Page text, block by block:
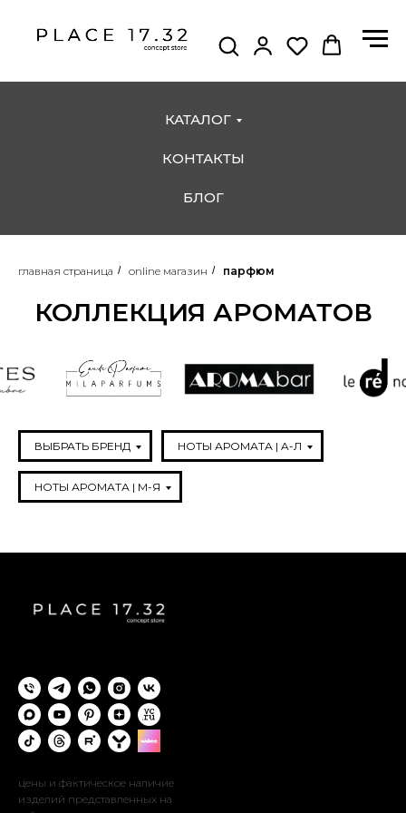
КАТАЛОГ
КОНТАКТЫ
БЛОГ
главная страница / online магазин / парфюм
КОЛЛЕКЦИЯ АРОМАТОВ
ВЫБРАТЬ БРЕНД НОТЫ АРОМАТА | A-Л
НОТЫ АРОМАТА | М-Я
цены и фактическое наличие
изделий представленных на